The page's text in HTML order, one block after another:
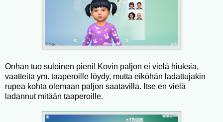
Onhan tuo suloinen pieni! Kovin paljon ei vielä hiuksia,
vaatteita ym. taaperoille löydy, mutta eiköhän ladattujakin
rupea kohta olemaan paljon saatavilla. Itse en vielä
ladannut mitään taaperoille.